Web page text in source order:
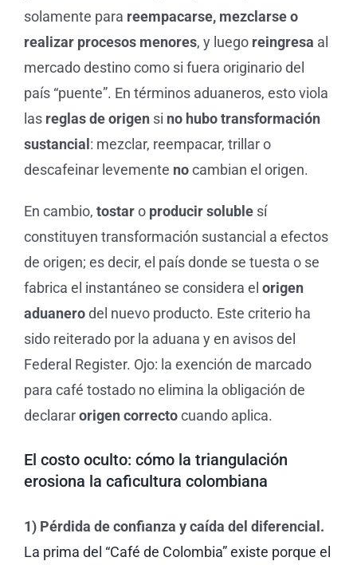
solamente para reempacarse, mezclarse o
realizar procesos menores, y luego reingresa al
mercado destino como si fuera originario del
país “puente”. En términos aduaneros, esto viola
las reglas de origensi no hubo transformación
sustancial: mezclar, reempacar, trillar o
descafeinar levemente nocambian el origen.
En cambio, tostaro producir solublesí
constituyen transformación sustancial a efectos
de origen; es decir, el país donde se tuesta o se
fabrica el instantáneo se considera el origen
aduanerodel nuevo producto. Este criterio ha
sido reiterado por la aduana y en avisos del
Federal Register. Ojo: la exención de marcado
para café tostado no elimina la obligación de
declararorigen correctocuando aplica.
El costo oculto: cómo la triangulación
erosiona la caficultura colombiana
1) Pérdida de confianza y caída del diferencial.
La prima del “Café de Colombia” existe porque el